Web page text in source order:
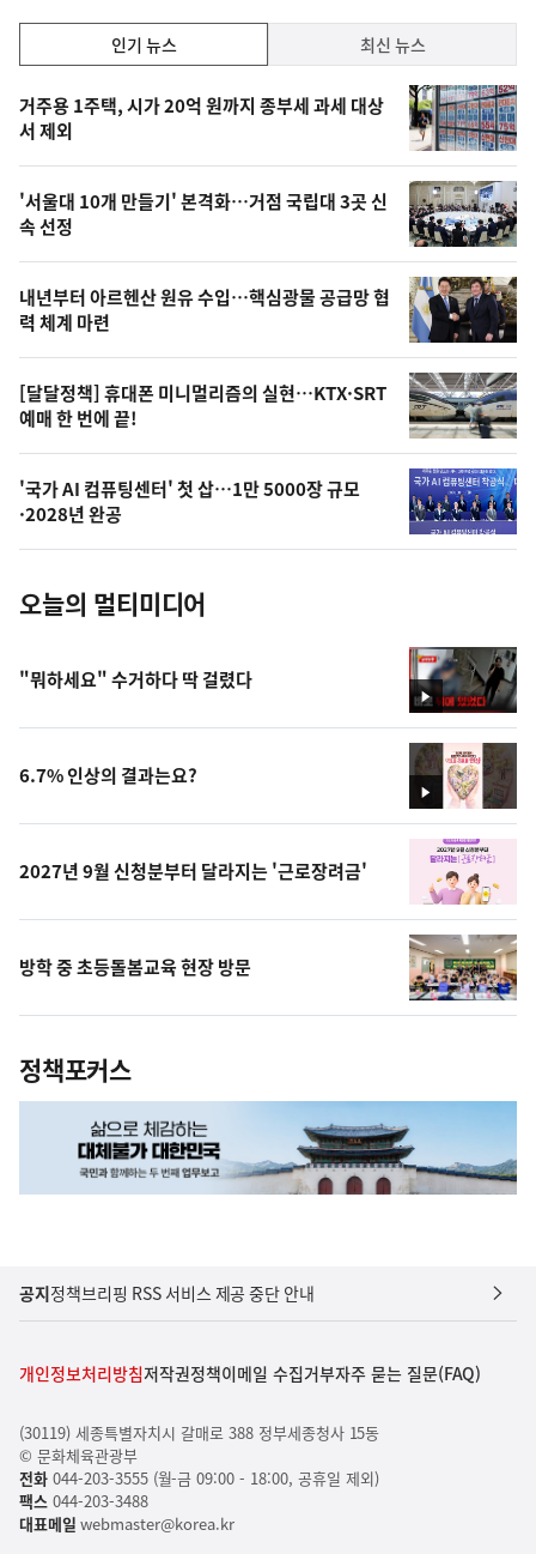
락
기,
최
신,
오
늘
의
영
상
오
늘
의
사
진
인기 뉴스 최신 뉴스
기
뉴
스
거주용 1주택, 시가 20억 원까지 종부세 과세 대상
서 제외
'서울대 10개 만들기' 본격화…거점 국립대 3곳 신
속 선정
내년부터 아르헨산 원유 수입…핵심광물 공급망 협
력 체계 마련
[달달정책] 휴대폰 미니멀리즘의 실현…KTX·SRT
예매 한 번에 끝!
'국가 AI 컴퓨팅센터' 첫 삽…1만 5000장 규모
·2028년 완공
오늘의 멀티미디어
영
상
"뭐하세요" 수거하다 딱 걸렸다
영
상
6.7% 인상의 결과는요?
2027년 9월 신청분부터 달라지는 '근로장려금'
방학 중 초등돌봄교육 현장 방문
정책포커스
공지정책브리핑 RSS 서비스 제공 중단 안내
개인정보처리방침저작권정책이메일 수집거부자주 묻는 질문(FAQ)
(30119) 세종특별자치시 갈매로 388 정부세종청사 15동
© 문화체육관광부
전화044-203-3555 (월-금 09:00 - 18:00, 공휴일 제외)
팩스044-203-3488
대표메일 webmaster@korea.kr